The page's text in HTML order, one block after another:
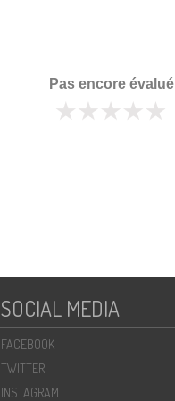
Pas encore évalué
SOCIAL MEDIA
FACEBOOK
TWITTER
INSTAGRAM